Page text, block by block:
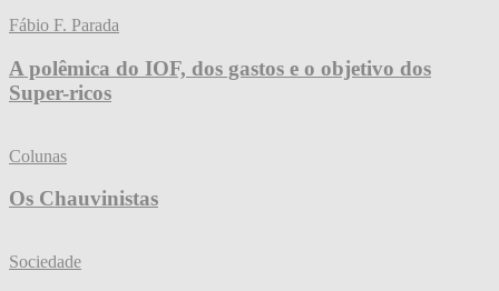
Fábio F. Parada
A polêmica do IOF, dos gastos e o objetivo dos
Super-ricos
Colunas
Os Chauvinistas
Sociedade